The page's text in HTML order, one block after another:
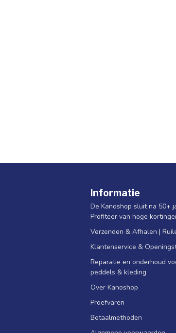
Informatie
De Kanoshop sluit na 50+
Profiteer van hoge
Verzenden & Afhalen |
Klantenservice &
Reparatie en onderhoud
peddels & kleding
Over Kanoshop
Proefvaren
Betaalmethoden